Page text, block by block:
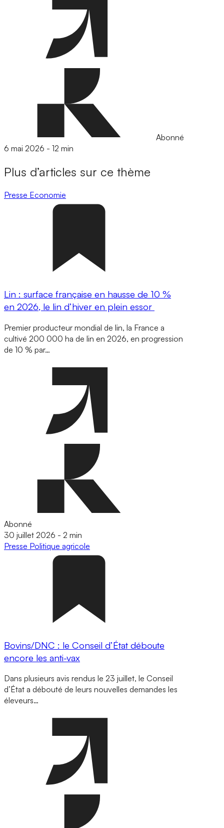
Abonné
6 mai 2026 - 12 min
Plus d’articles sur ce thème
Presse Economie
Lin : surface française en hausse de 10 %
en 2026, le lin d’hiver en plein essor
Premier producteur mondial de lin, la France a
cultivé 200 000 ha de lin en 2026, en progression
de 10 % par…
Abonné
30 juillet 2026 - 2 min
Presse Politique agricole
Bovins/DNC : le Conseil d’État déboute
encore les anti-vax
Dans plusieurs avis rendus le 23 juillet, le Conseil
d’État a débouté de leurs nouvelles demandes les
éleveurs…